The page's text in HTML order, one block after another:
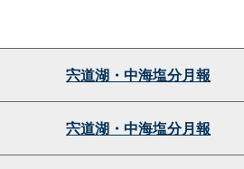
宍道湖・中海塩分月報
宍道湖・中海塩分月報